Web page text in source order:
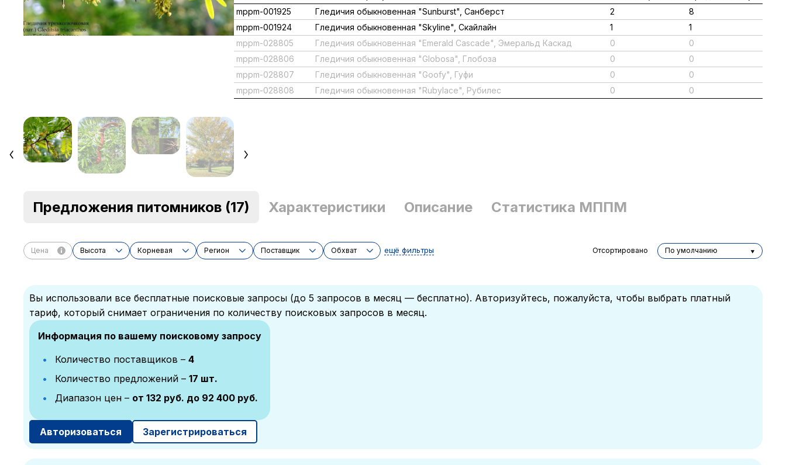
mppm-001925
Гледичия обыкновенная "Sunburst", Санберст 2
8
mppm-001924
Гледичия обыкновенная "Skyline", Скайлайн 1
1
mppm-028805
Гледичия обыкновенная "Emerald Cascade", Эмеральд Каскад 0
0
mppm-028806
Гледичия обыкновенная "Globosa", Глобоза 0
0
mppm-028807
Гледичия обыкновенная "Goofy", Гуфи 0
0
mppm-028808
Гледичия обыкновенная "Rubylace", Рубилес 0 0
Предложения питомников (17) Характеристики Описание Статистика МППМ
Цена Высота Корневая Регион Поставщик Обхват ещё фильтры Отсортировано По умолчанию
Вы использовали все бесплатные поисковые запросы (до 5 запросов в месяц — бесплатно). Авторизуйтесь, пожалуйста, чтобы выбрать платный
тариф, который снимает ограничения по количеству поисковых запросов в месяц.
Информация по вашему поисковому запросу
Количество поставщиков – 4
Количество предложений – 17 шт.
Диапазон цен – от 132 руб. до 92 400 руб.
Авторизоваться Зарегистрироваться